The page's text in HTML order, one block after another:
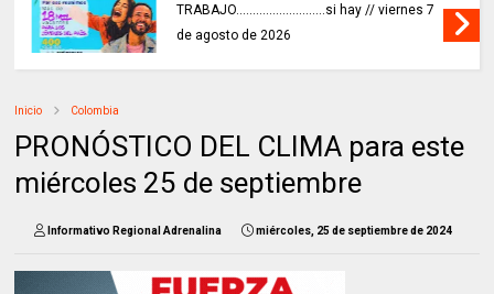
TRABAJO...........................si hay // viernes 7
de agosto de 2026
Inicio Colombia
PRONÓSTICO DEL CLIMA para este
miércoles 25 de septiembre
Informativo Regional Adrenalina miércoles, 25 de septiembre de 2024